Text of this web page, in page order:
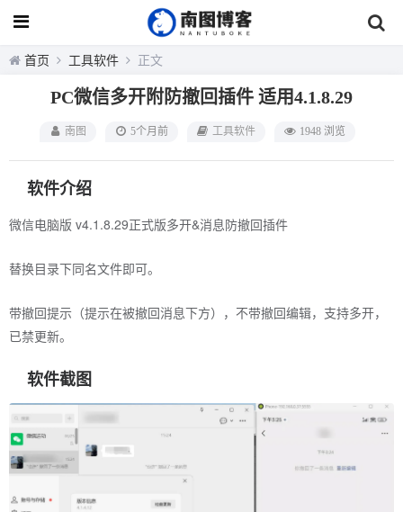
首页 工具软件 正文
PC微信多开附防撤回插件 适用4.1.8.29
南图 5个月前 工具软件 1948 浏览
软件介绍
微信电脑版 v4.1.8.29正式版多开&消息防撤回插件
替换目录下同名文件即可。
带撤回提示（提示在被撤回消息下方），不带撤回编辑，支持多开，
已禁更新。
软件截图